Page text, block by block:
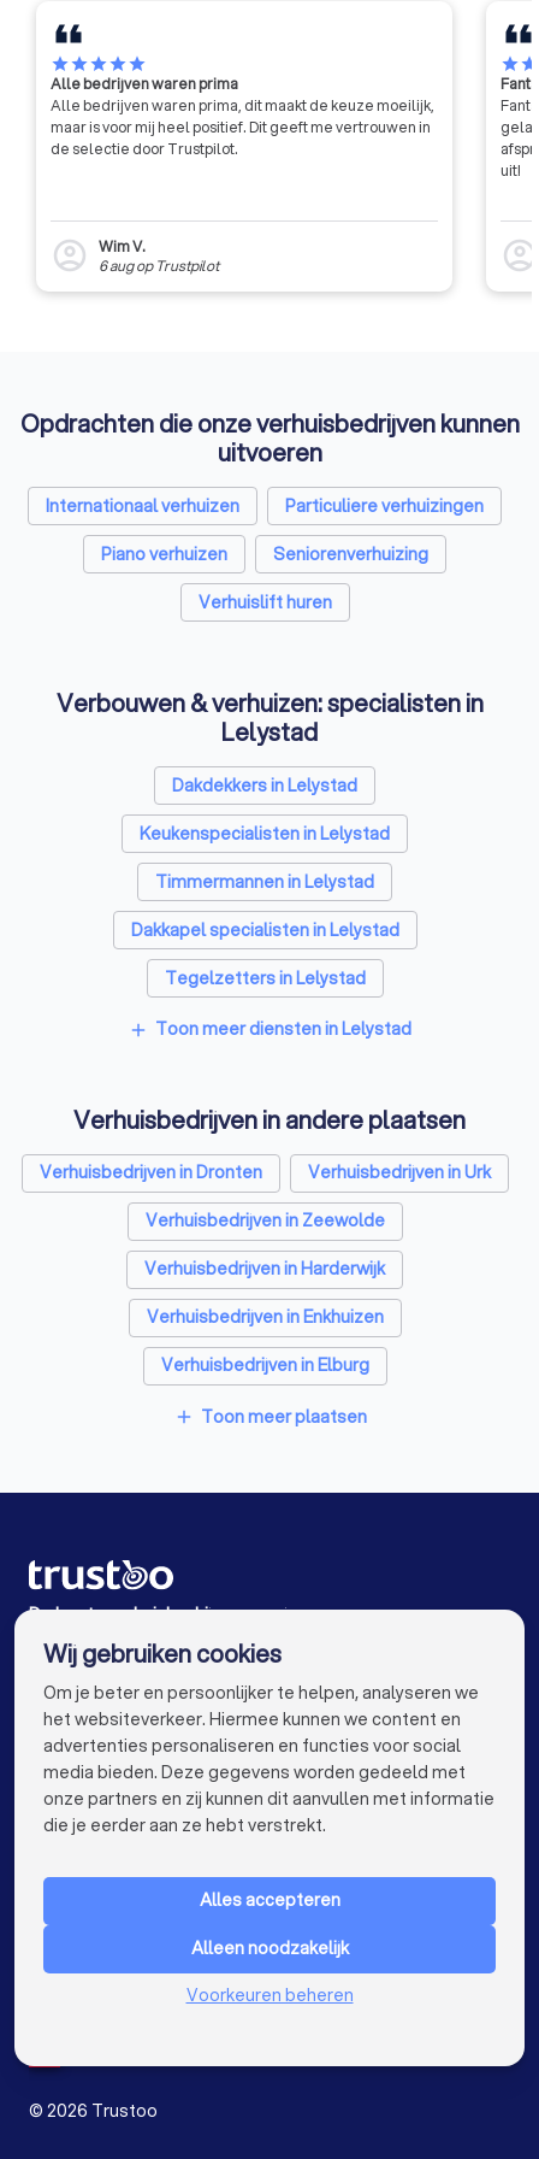
starstarstarstarstar
Alle bedrijven waren prima
Alle bedrijven waren prima, dit maakt de keuze moeilijk,
maar is voor mij heel positief. Dit geeft me vertrouwen in
de selectie door Trustpilot.
account_circle
Wim V.
6 augop Trustpilot
starstar
uit!
account_circle
Opdrachten die onze verhuisbedrijven kunnen
uitvoeren
Internationaal verhuizen
Particuliere verhuizingen
Piano verhuizen
Seniorenverhuizing
Verhuislift huren
Verbouwen & verhuizen: specialisten in
Lelystad
Dakdekkers in Lelystad
Keukenspecialisten in Lelystad
Timmermannen in Lelystad
Dakkapel specialisten in Lelystad
Tegelzetters in Lelystad
Sloopbedrijven in Lelystad
Opslagruimtes in Lelystad
Metselaars in Lelystad
add Toon meer diensten in Lelystad
Verhuisbedrijven in andere plaatsen
Verhuisbedrijven in Dronten
Verhuisbedrijven in Urk
Verhuisbedrijven in Zeewolde
Verhuisbedrijven in Harderwijk
Verhuisbedrijven in Enkhuizen
Verhuisbedrijven in Elburg
Verhuisbedrijven in Bovenkarspel
Verhuisbedrijven in Amsterdam
Verhuisbedrijven in Rotterdam
Verhuisbedrijven in Den Haag
Verhuisbedrijven in Utrecht
Verhuisbedrijven in Eindhoven
Verhuisbedrijven in Groningen
Verhuisbedrijven in Almere
Verhuisbedrijven in Breda
add Toon meer plaatsen
De beste verhuisbedrijven voor jou
VOOR PARTICULIEREN keyboard_arrow_down
Nederland
© 2026 Trustoo
Wij gebruiken cookies
Om je beter en persoonlijker te helpen, analyseren we
het websiteverkeer. Hiermee kunnen we content en
advertenties personaliseren en functies voor social
media bieden. Deze gegevens worden gedeeld met
onze partners en zij kunnen dit aanvullen met informatie
die je eerder aan ze hebt verstrekt.
Alles accepteren
Alleen noodzakelijk
Voorkeuren beheren